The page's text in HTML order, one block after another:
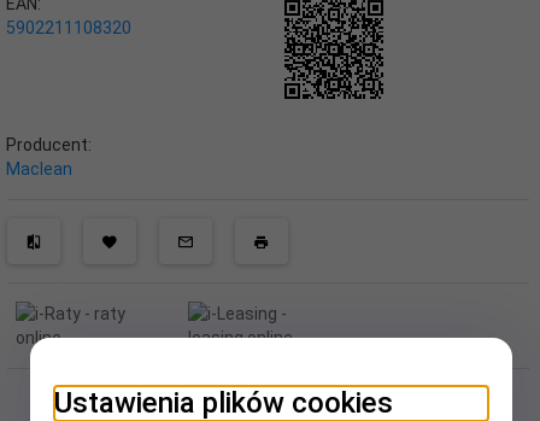
5902211108320
Producent:
Maclean
Ustawienia plików cookies